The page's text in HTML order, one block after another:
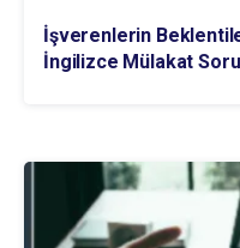
İşverenlerin
İngilizce Mülakat